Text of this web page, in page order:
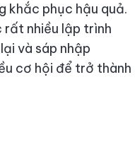
khắc phục hậu quả.
rất nhiều lập trình
và sáp nhập
cơ hội để trở thành